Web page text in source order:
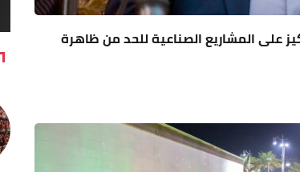
على المشاريع الصناعية للحد من ظاهرة